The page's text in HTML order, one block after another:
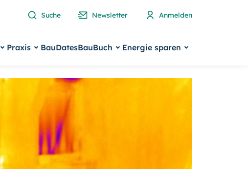
Suche Newsletter Anmelden
Praxis BauDatesBauBuch Energie sparen